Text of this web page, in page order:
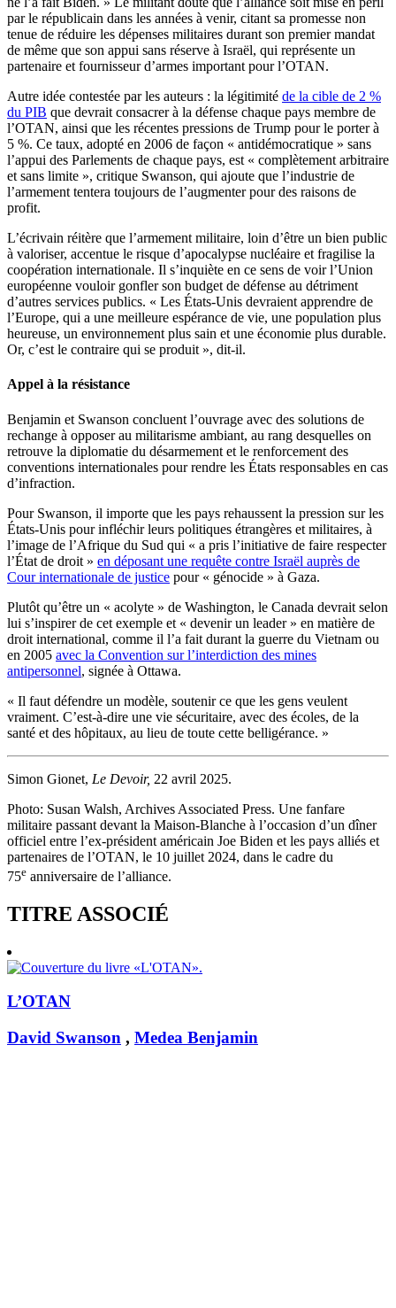
par le républicain dans les années à venir, citant sa promesse non
tenue de réduire les dépenses militaires durant son premier mandat
de même que son appui sans réserve à Israël, qui représente un
partenaire et fournisseur d’armes important pour l’OTAN.
Autre idée contestée par les auteurs : la légitimité de la cible de 2 %
du PIB que devrait consacrer à la défense chaque pays membre de
l’OTAN, ainsi que les récentes pressions de Trump pour le porter à
5 %. Ce taux, adopté en 2006 de façon « antidémocratique » sans
l’appui des Parlements de chaque pays, est « complètement arbitraire
et sans limite », critique Swanson, qui ajoute que l’industrie de
l’armement tentera toujours de l’augmenter pour des raisons de
profit.
L’écrivain réitère que l’armement militaire, loin d’être un bien public
à valoriser, accentue le risque d’apocalypse nucléaire et fragilise la
coopération internationale. Il s’inquiète en ce sens de voir l’Union
européenne vouloir gonfler son budget de défense au détriment
d’autres services publics. « Les États-Unis devraient apprendre de
l’Europe, qui a une meilleure espérance de vie, une population plus
heureuse, un environnement plus sain et une économie plus durable.
Or, c’est le contraire qui se produit », dit-il.
Appel à la résistance
Benjamin et Swanson concluent l’ouvrage avec des solutions de
rechange à opposer au militarisme ambiant, au rang desquelles on
retrouve la diplomatie du désarmement et le renforcement des
conventions internationales pour rendre les États responsables en cas
d’infraction.
Pour Swanson, il importe que les pays rehaussent la pression sur les
États-Unis pour infléchir leurs politiques étrangères et militaires, à
l’image de l’Afrique du Sud qui « a pris l’initiative de faire respecter
l’État de droit » en déposant une requête contre Israël auprès de
Cour internationale de justice pour « génocide » à Gaza.
Plutôt qu’être un « acolyte » de Washington, le Canada devrait selon
lui s’inspirer de cet exemple et « devenir un leader » en matière de
droit international, comme il l’a fait durant la guerre du Vietnam ou
en 2005 avec la Convention sur l’interdiction des mines
antipersonnel, signée à Ottawa.
« Il faut défendre un modèle, soutenir ce que les gens veulent
vraiment. C’est-à-dire une vie sécuritaire, avec des écoles, de la
santé et des hôpitaux, au lieu de toute cette belligérance. »
Simon Gionet, Le Devoir, 22 avril 2025.
Photo: Susan Walsh, Archives Associated Press. Une fanfare
militaire passant devant la Maison-Blanche à l’occasion d’un dîner
officiel entre l’ex-président américain Joe Biden et les pays alliés et
partenaires de l’OTAN, le 10 juillet 2024, dans le cadre du
75e anniversaire de l’alliance.
TITRE ASSOCIÉ
L’OTAN
David Swanson , Medea Benjamin